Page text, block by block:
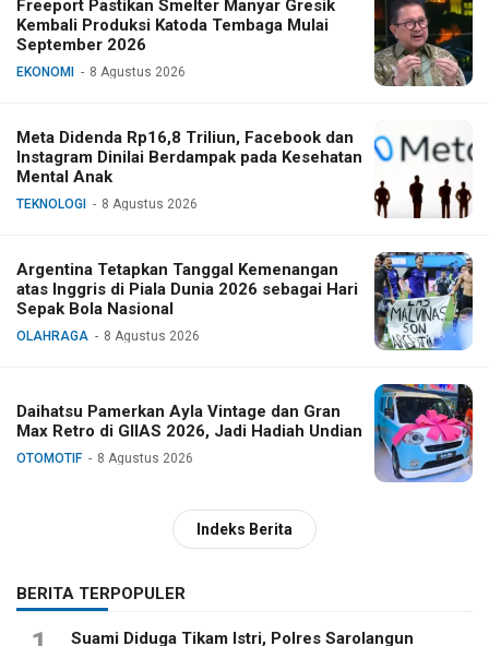
Freeport Pastikan Smelter Manyar Gresik
Kembali Produksi Katoda Tembaga Mulai
September 2026
EKONOMI 8 Agustus 2026
Meta Didenda Rp16,8 Triliun, Facebook dan
Instagram Dinilai Berdampak pada Kesehatan
Mental Anak
TEKNOLOGI 8 Agustus 2026
Argentina Tetapkan Tanggal Kemenangan
atas Inggris di Piala Dunia 2026 sebagai Hari
Sepak Bola Nasional
OLAHRAGA 8 Agustus 2026
Daihatsu Pamerkan Ayla Vintage dan Gran
Max Retro di GIIAS 2026, Jadi Hadiah Undian
OTOMOTIF 8 Agustus 2026
Indeks Berita
BERITA TERPOPULER
Suami Diduga Tikam Istri, Polres Sarolangun